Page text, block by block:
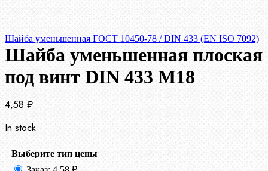
Шайба уменьшенная ГОСТ 10450-78 / DIN 433 (EN ISO 7092)
Шайба уменьшенная плоская
под винт DIN 433 М18
4,58 ₽
In stock
Выберите тип цены